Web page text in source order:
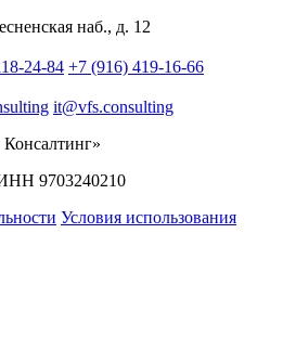
наб., д. 12
24-84 +7 (916) 419-16-66
it@vfs.consulting
9703240210
Условия использования